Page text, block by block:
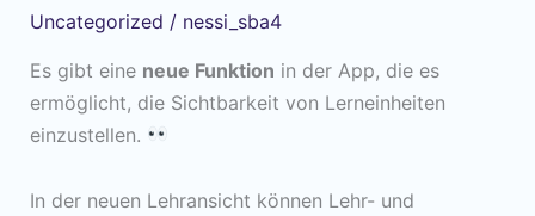
Uncategorized / nessi_sba4
Es gibt eine neue Funktion in der App, die es
ermöglicht, die Sichtbarkeit von Lerneinheiten
einzustellen.
In der neuen Lehransicht können Lehr- und